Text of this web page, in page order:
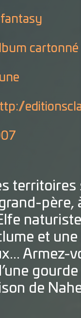
cartonné
territoires
père,
et
Armez-
de